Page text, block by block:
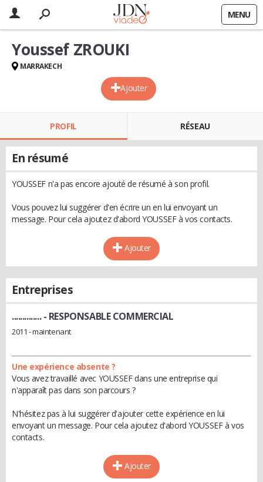
MENU
Ajouter
Youssef ZROUKI
MARRAKECH
PROFIL RÉSEAU
En résumé
YOUSSEF n'a pas encore ajouté de résumé à son profil.
Vous pouvez lui suggérer d'en écrire un en lui envoyant un
message. Pour cela ajoutez d'abord YOUSSEF à vos contacts.
Ajouter
Entreprises
..............- RESPONSABLE COMMERCIAL
2011 - maintenant
Une expérience absente ?
Vous avez travaillé avec YOUSSEF dans une entreprise qui
n'apparaît pas dans son parcours ?
N'hésitez pas à lui suggérer d'ajouter cette expérience en lui
envoyant un message. Pour cela ajoutez d'abord YOUSSEF à vos
contacts.
Ajouter